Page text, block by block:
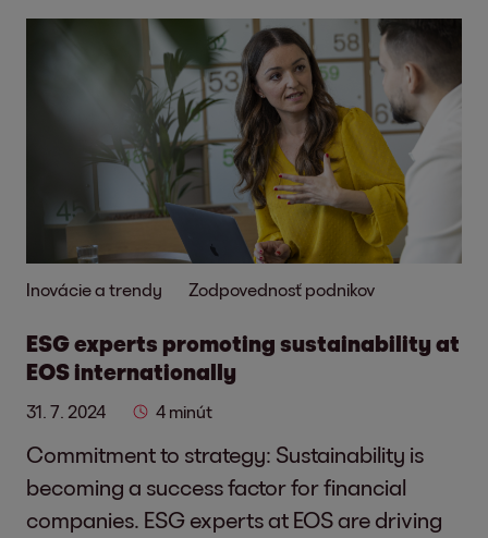
U našich zamestnancov podporujeme
vzdelávacie iniciatívy a sociálnu
angažovanosť počas pracovného času.
Snažíme sa pomôcť posilniť miestnu
komunitu prostredníctvom konkrétnych
opatrení.
Employee Satisfaction & Well-Being
Spokojnosť zamestnancov je pre nás
oceňujúcej pracovnej atmosféry
zvyšujeme spokojnosť zamestnancov
a podporujeme opatrenia na podporu
ich duševného a fyzického zdravia.
Financial Sustainability
Digital Responsibility & Cyber Security
Inovácie a trendy Zodpovednosť podnikov
ESG experts promoting sustainability at
EOS internationally
31. 7. 2024 4 minút
Commitment to strategy: Sustainability is
becoming a success factor for financial
companies. ESG experts at EOS are driving